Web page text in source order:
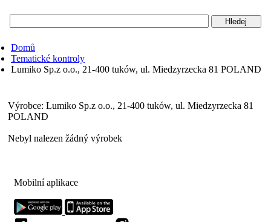
potravinářská
inspekce
Domů
Tematické kontroly
Lumiko Sp.z o.o., 21-400 tuków, ul. Miedzyrzecka 81 POLAND
Výrobce: Lumiko Sp.z o.o., 21-400 tuków, ul. Miedzyrzecka 81
POLAND
Nebyl nalezen žádný výrobek
Mobilní aplikace